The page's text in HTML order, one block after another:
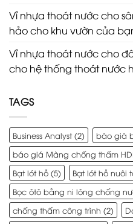
Vỉ nhựa thoát nước cho
hảo cho khu vườn của
Vỉ nhựa thoát nước cho
cho hệ thống thoát nước
TAGS
Business Analyst(2) báo giá
báo giá Màng chống thấm
Bạt lót hồ (5) Bạt lót hồ nuôi
Bọc ôtô bằng ni lông chống
chống thấm công trình (2)